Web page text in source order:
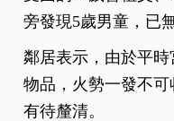
旁發現5歲男童，已
鄰居表示，由於平
物品，火勢一發不
有待釐清。